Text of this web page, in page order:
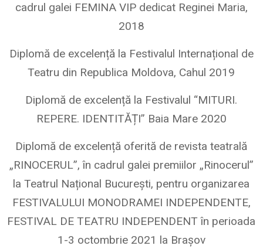
cadrul galei FEMINA VIP dedicat Reginei Maria,
2018
Diplomă de excelență la Festivalul Internațional de
Teatru din Republica Moldova, Cahul 2019
Diplomă de excelență la Festivalul “MITURI.
REPERE. IDENTITĂȚI” Baia Mare 2020
Diplomă de excelență oferită de revista teatrală
„RINOCERUL”, în cadrul galei premiilor „Rinocerul”
la Teatrul Național București, pentru organizarea
FESTIVALULUI MONODRAMEI INDEPENDENTE,
FESTIVAL DE TEATRU INDEPENDENT în perioada
1-3 octombrie 2021 la Brașov